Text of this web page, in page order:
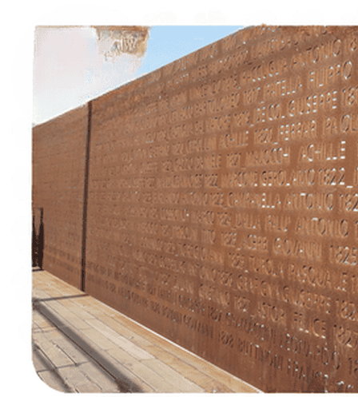
English Français Deutsch Español